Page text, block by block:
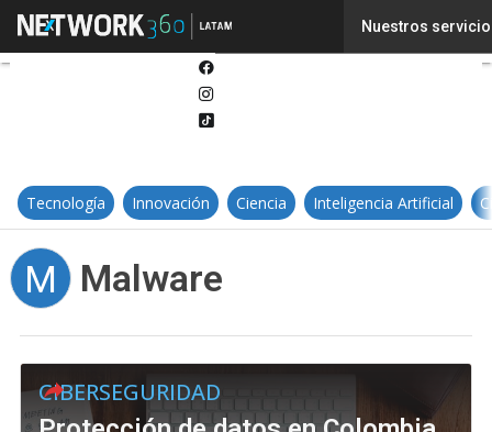
Nuestros
Tecnología Innovación Ciencia Inteligencia Artificial
M Malware
CIBERSEGURIDAD